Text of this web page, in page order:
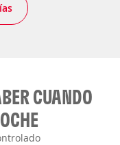
CUANDO